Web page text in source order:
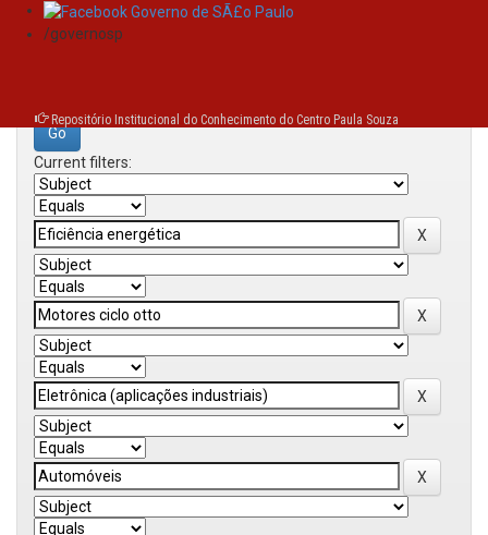
/governosp
Repositório Institucional do Conhecimento do Centro Paula Souza
Search:
Current filters: